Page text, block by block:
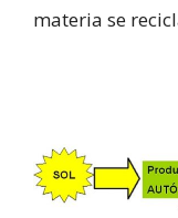
materia se